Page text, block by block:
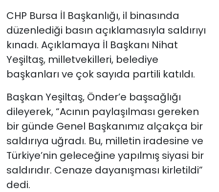
CHP Bursa İl Başkanlığı, il binasında
düzenlediği basın açıklamasıyla saldırıyı
kınadı. Açıklamaya İl Başkanı Nihat
Yeşiltaş, milletvekilleri, belediye
başkanları ve çok sayıda partili katıldı.
Başkan Yeşiltaş, Önder’e başsağlığı
dileyerek, “Acının paylaşılması gereken
bir günde Genel Başkanımız alçakça bir
saldırıya uğradı. Bu, milletin iradesine ve
Türkiye’nin geleceğine yapılmış siyasi bir
saldırıdır. Cenaze dayanışması kirletildi”
dedi.